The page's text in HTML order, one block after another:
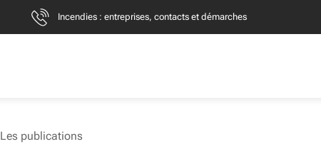
Incendies : entreprises, contacts et démarches
Les publications